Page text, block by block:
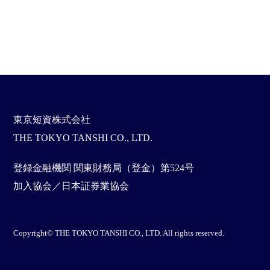
東京短資株式会社
THE TOKYO TANSHI CO., LTD.
登録金融機関 関東財務局（登金）第524号
加入協会／日本証券業協会
Copyright© THE TOKYO TANSHI CO., LTD. All rights reserved.